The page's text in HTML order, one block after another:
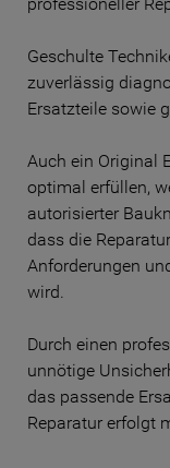
Geschulte
zuverlässig
Ersatzteile sowie
Auch ein Original
optimal erfüllen,
autorisierter
dass die
Anforderungen
wird.
Durch einen
unnötige
das passende
Reparatur erfolgt